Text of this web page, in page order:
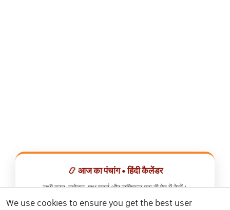
📿 आज का पंचांग • हिंदी कैलेंडर
सभी व्रत, त्योहार, शुभ मुहूर्त और राशिफल एक ही ऐप में देखें।
We use cookies to ensure you get the best user